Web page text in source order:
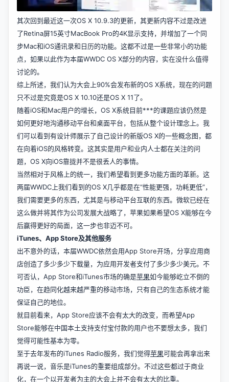
其次回到最近这一次OS X 10.9.3的更新，其更新内容不过是改进
了Retina屏15英寸MacBook Pro的4K显示支持，并增加了一个同
步Mac和iOS通讯录和日历的功能。这都不过是一些非常小的功能
点，如果以此作为本届WWDC OS X部分的内容，实在没什么值得
讨论的。
综上所述，我们认为大会上90%会发布新的OS X系统，现在的问题
只不过是究竟是OS X 10.10还是OS X 11了。
随着iOS和Mac用户的增长，OS X系统目前***的课题应该仍然是
如何更好地沟通移动平台和桌面平台，包括从整个设计理念上。我
们可以看到有设计师展示了自己设计的新版OS X的一些概念图，都
在向着iOS的风格转变。这其实是用户和业内人士都在关注的问
题，OS X向iOS靠拢并不是很丢人的事情。
当然相对于风格上的统一，我们希望看到更多功能方面的革新。这
两届WWDC上我们看到的OS X几乎都是在“性能更强，功耗更低”，
我们需要更多的东西，尤其是与移动平台互联的东西。微软已经在
这么做并将其作为公司发展大战略了，苹果如果希望OS X能够在今
后赢得更好的局面，这一步也非迈不可。
iTunes、App Store及其他服务
出不意外的话，本届WWDC依然会用App Store开场，分享应用商
店创造了多少多少下载量，为应用开发者支付了多少多少美元。不
可否认，App Store和iTunes市场的确是苹果如今能够屹立不倒的
功臣，在趋同化越来越严重的移动市场，只有自己的生态系统才能
保证自己的地位。
就目前看来，App Store应该不会有太大的改变，而希望App
Store能够在中国本土支持支付宝付款的用户也不要想太多，我们
觉得可能性基本为零。
至于去年发布的iTunes Radio服务，我们觉得苹果可能会再拿出来
再说一说，音乐是iTunes的重要组成部分。不过这些都过于商业
化，在一个以开发者为主的大会上并不会有太大的比重。